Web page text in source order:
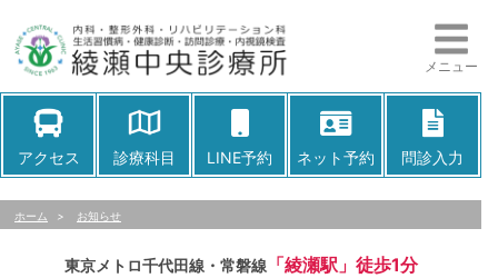
メニュー
アクセス 診療科目 LINE予約 ネット予約 問診入力
ホーム > お知らせ
東京メトロ千代田線・常磐線「綾瀬駅」徒歩1分